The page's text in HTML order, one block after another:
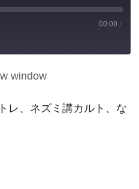
00:00 /
window
レ、ネズミ講カルト、な